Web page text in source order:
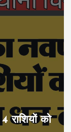
राशियों को